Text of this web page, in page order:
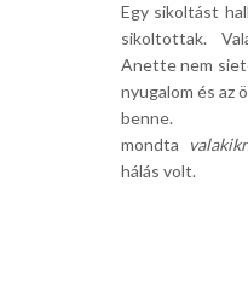
Egy sikoltást
sikoltottak.
Anette nem
nyugalom és az
benne.
mondta
hálás volt.